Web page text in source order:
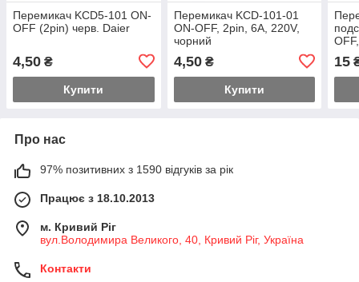
Перемикач KCD5-101 ON-
OFF (2pin) черв. Daier
4,50 ₴
Купити
Перемикач KCD-101-01
ON-OFF, 2pin, 6A, 220V,
чорний
4,50₴
Купити
15
Про нас
97% позитивних з 1590 відгуків за рік
Працює з 18.10.2013
м. Кривий Ріг
вул.Володимира Великого, 40, Кривий Ріг, Україна
Контакти